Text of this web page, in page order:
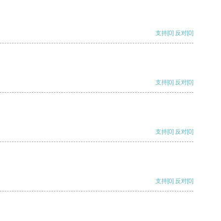
支持[0] 反对[0]
支持[0] 反对[0]
支持[0] 反对[0]
支持[0] 反对[0]